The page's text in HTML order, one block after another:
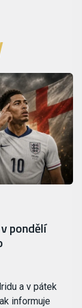
pondělí
a v pátek
informuje